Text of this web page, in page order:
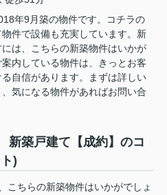
年9月築の物件です。コチラの
件で設備も充実しています。新
は、こちらの新築物件はいかが
内している物件は、きっとお客
自信があります。まずは詳しい
気になる物件があればお問い合
築戸建て【成約】のコ
)
こちらの新築物件はいかがでしょ